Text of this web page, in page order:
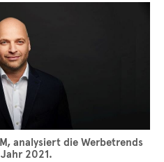
analysiert die Werbetrends
2021.